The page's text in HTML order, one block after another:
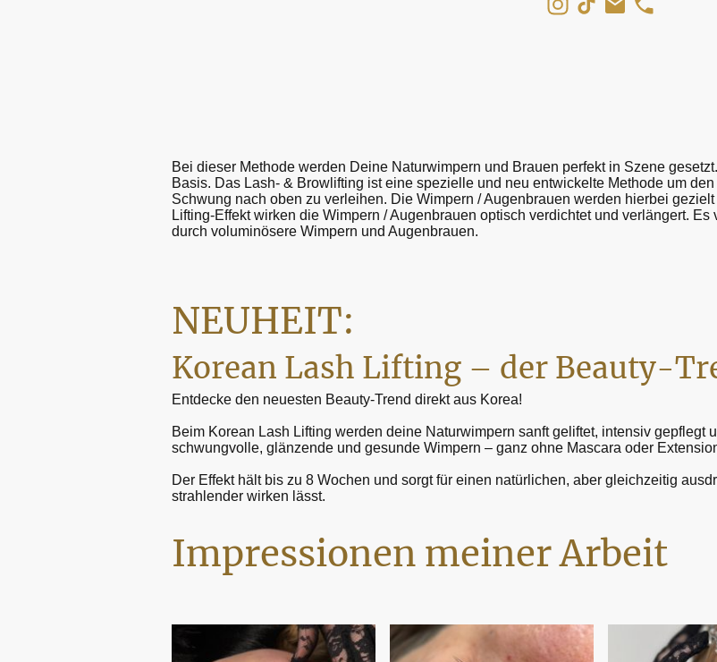
Impressionen meiner Arbeit
Bei dieser Methode werden Deine Naturwimpern und Brauen perfekt in Szene
Basis. Das Lash- & Browlifting ist eine spezielle und neu entwickelte Methode um
Schwung nach oben zu verleihen. Die Wimpern / Augenbrauen werden hierbei
Lifting-Effekt wirken die Wimpern / Augenbrauen optisch verdichtet und verlängert.
durch voluminösere Wimpern und Augenbrauen.
NEUHEIT:
Korean Lash Lifting – der Beauty-
Entdecke den neuesten Beauty-Trend direkt aus Korea!
Beim Korean Lash Lifting werden deine Naturwimpern sanft geliftet, intensiv gepflegt
schwungvolle, glänzende und gesunde Wimpern – ganz ohne Mascara oder
Der Effekt hält bis zu 8 Wochen und sorgt für einen natürlichen, aber gleichzeitig
strahlender wirken lässt.